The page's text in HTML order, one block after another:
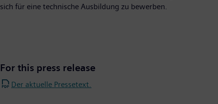
sich für eine technische Ausbildung zu bewerben.
For this press release
Der aktuelle Pressetext.